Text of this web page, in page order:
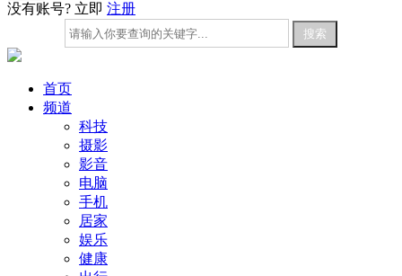
没有账号? 立即 注册
首页
频道
科技
摄影
影音
电脑
手机
居家
娱乐
健康